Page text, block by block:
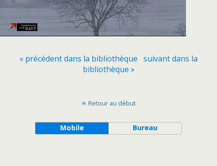
« précédent dans la bibliothèque suivant dans la
bibliothèque »
Retour au début
Mobile Bureau